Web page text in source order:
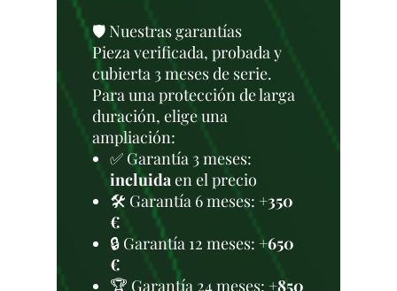
🛡️ Nuestras garantías
Pieza verificada, probada y
cubierta 3 meses de serie.
Para una protección de larga
duración, elige una
ampliación:
✅ Garantía 3 meses:
incluidaen el precio
🛠️ Garantía 6 meses: +350
€
🔒 Garantía 12 meses: +650
€
🏆 Garantía 24 meses: +850